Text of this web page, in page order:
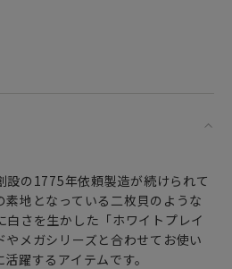
設の1775年依頼製造が続けられて
素地となっている二枚貝のような
さを生かした「ホワイトプレイ
やメガシリーズと合わせてお使い
躍するアイテムです。